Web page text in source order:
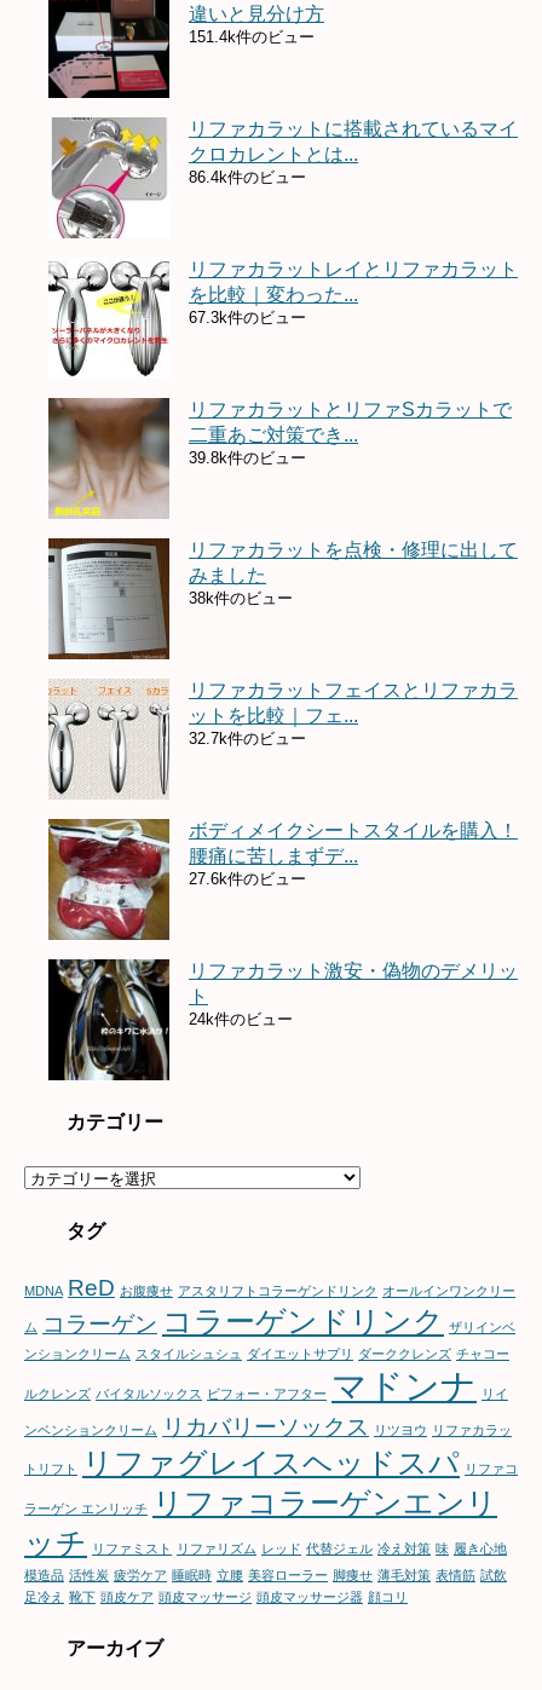
違いと見分け方
151.4k件のビュー
リファカラットに搭載されているマイ
クロカレントとは...
86.4k件のビュー
リファカラットレイとリファカラット
を比較｜変わった...
67.3k件のビュー
リファカラットとリファSカラットで
二重あご対策でき...
39.8k件のビュー
リファカラットを点検・修理に出して
みました
38k件のビュー
リファカラットフェイスとリファカラ
ットを比較｜フェ...
32.7k件のビュー
ボディメイクシートスタイルを購入！
腰痛に苦しまずデ...
27.6k件のビュー
リファカラット激安・偽物のデメリッ
ト
24k件のビュー
カテゴリー
カ
タグ
MDNA ReD お腹痩せ アスタリフトコラーゲンドリンク オールインワンクリー
ム コラーゲン コラーゲンドリンク
ザリインベ
ンションクリーム スタイルシュシュ ダイエットサプリ ダーククレンズ チャコー
ルクレンズ バイタルソックス ビフォー・アフター マドンナ リイ
ンベンションクリーム リカバリーソックス リツヨウ リファカラッ
トリフト リファグレイスヘッドスパ リファコ
ラーゲン エンリッチ
リファコラーゲンエンリ
ッチ
リファミスト リファリズム レッド 代替ジェル 冷え対策 味 履き心地
模造品 活性炭 疲労ケア 睡眠時 立腰 美容ローラー 脚痩せ 薄毛対策 表情筋 試飲
足冷え 靴下 頭皮ケア 頭皮マッサージ 頭皮マッサージ器 顔コリ
アーカイブ